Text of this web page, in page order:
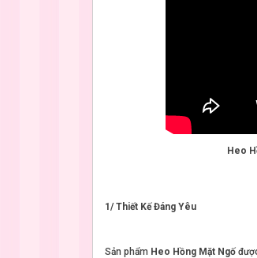
Heo
1/ Thiết Kế Đáng Yêu
Sản phẩm Heo Hồng Mặt Ngố